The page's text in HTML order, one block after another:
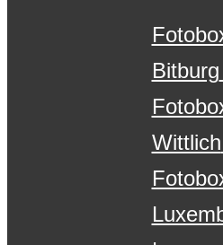
Bitburg
Wittlich